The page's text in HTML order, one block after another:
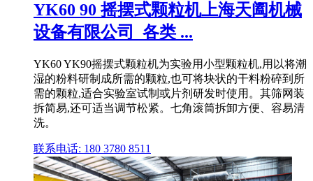
YK60 90 摇摆式颗粒机上海天阖机械
设备有限公司_各类 ...
YK60 YK90摇摆式颗粒机为实验用小型颗粒机,用以将潮
湿的粉料研制成所需的颗粒,也可将块状的干料粉碎到所
需的颗粒,适合实验室试制或片剂研发时使用。其筛网装
拆简易,还可适当调节松紧。七角滚筒拆卸方便、容易清
洗。
联系电话: 180 3780 8511